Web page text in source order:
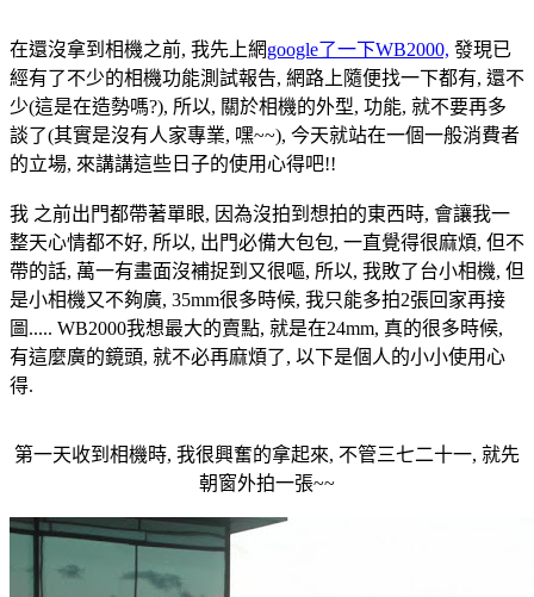
在還沒拿到相機之前, 我先上網google了一下WB2000, 發現已
經有了不少的相機功能測試報告, 網路上隨便找一下都有, 還不
少(這是在造勢嗎?), 所以, 關於相機的外型, 功能, 就不要再多
談了(其實是沒有人家專業, 嘿~~), 今天就站在一個一般消費者
的立場, 來講講這些日子的使用心得吧!!
我 之前出門都帶著單眼, 因為沒拍到想拍的東西時, 會讓我一
整天心情都不好, 所以, 出門必備大包包, 一直覺得很麻煩, 但不
帶的話, 萬一有畫面沒補捉到又很嘔, 所以, 我敗了台小相機, 但
是小相機又不夠廣, 35mm很多時候, 我只能多拍2張回家再接
圖..... WB2000我想最大的賣點, 就是在24mm, 真的很多時候,
有這麼廣的鏡頭, 就不必再麻煩了, 以下是個人的小小使用心
得.
第一天收到相機時, 我很興奮的拿起來, 不管三七二十一, 就先
朝窗外拍一張~~